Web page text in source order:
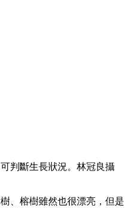
判斷生長狀況。林冠良攝
、榕樹雖然也很漂亮，但是